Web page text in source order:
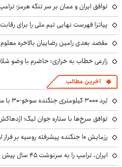
توافق ایران و عمان بر سر تنگه هرمز؛
پیاتزا فهرست نهایی تیم ملی را برای
مقصد بعدی رامین رضاییان بالاخره
زارعی خطاب به خرازی: حاضرم با وضو
آخرین مطالب
بُرد ۳۰۰۰ کیلومتری جنگنده سوخو-۳۰ با مخزن سوخت ۹.۶ تُنی
توافق سرخ‌ها با ستاره جوان لیگ؛
رزمایش ۱۰ جنگنده پیشرفته روسیه بر فراز اروپای مرکزی با مهمات واقعی
ایران، ترامپ را به سرنوشت ۴۵ سال پیش کارتر دچار می‌کند